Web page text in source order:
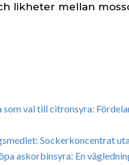
likheter mellan
val till citronsyra:
Sockerkoncentrat
askorbinsyra: En